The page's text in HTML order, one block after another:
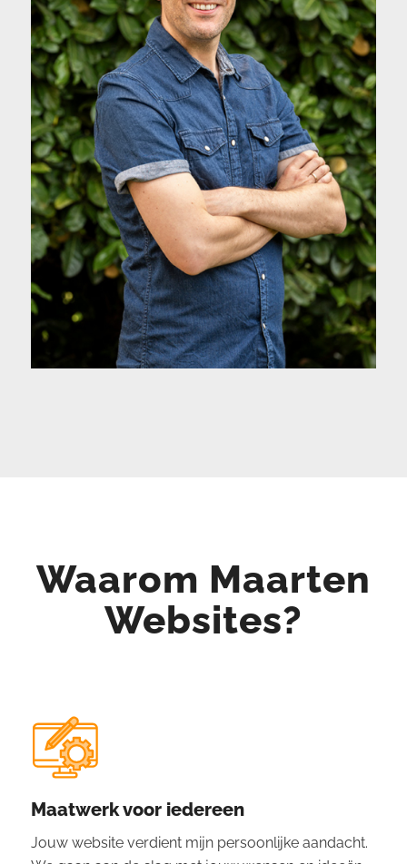
Waarom Maarten
Websites?
Maatwerk voor iedereen
Jouw website verdient mijn persoonlijke aandacht.